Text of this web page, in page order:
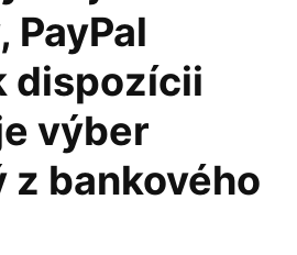
PayPal
dispozícii
výber
z bankového